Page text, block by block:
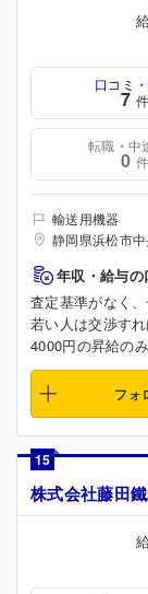
口コミ
7 件
転職・中
0 件
輸送用機器
静岡県浜松市
年収・給与の
査定基準がなく
若い人は交渉す
4000円の昇給の
フォ
15
株式会社藤田